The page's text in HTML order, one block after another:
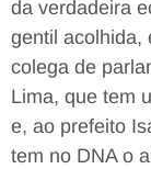
da verdadeira
gentil acolhida,
colega de
Lima, que tem
e, ao prefeito
tem no DNA o